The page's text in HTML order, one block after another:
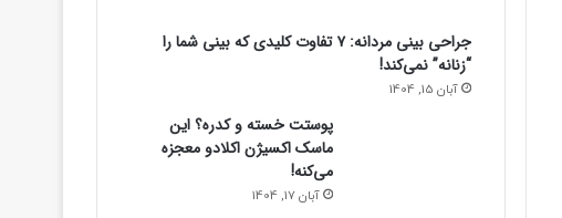
جراحی بینی مردانه: ۷ تفاوت کلیدی که بینی شما را
“زنانه” نمی‌کند!
آبان 15, 1404
پوستت خسته و کدره؟ این
ماسک اکسیژن اکلادو معجزه
می‌کنه!
آبان 17, 1404